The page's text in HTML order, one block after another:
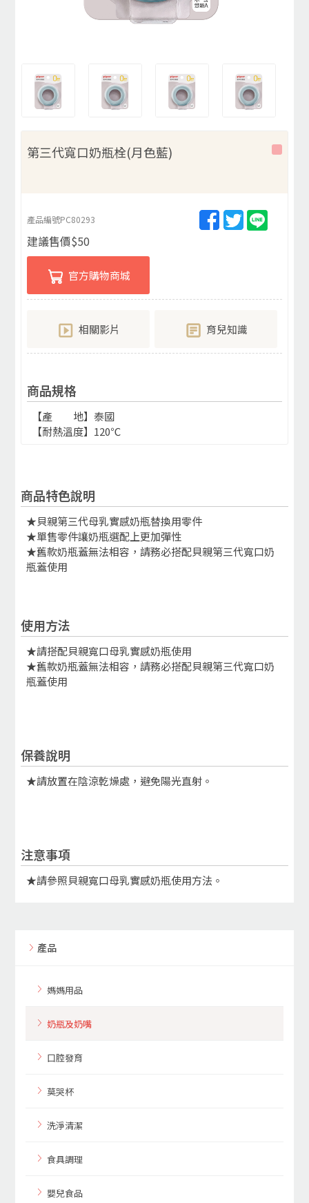
第三代寬口奶瓶栓(月色藍)
產品編號PC80293
建議售價$50
官方購物商城
相關影片 育兒知識
商品規格
【產 地】泰國
【耐熱溫度】120℃
商品特色說明
★貝親第三代母乳實感奶瓶替換用零件
★單售零件讓奶瓶選配上更加彈性
★舊款奶瓶蓋無法相容，請務必搭配貝親第三代寬口奶
瓶蓋使用
使用方法
★請搭配貝親寬口母乳實感奶瓶使用
★舊款奶瓶蓋無法相容，請務必搭配貝親第三代寬口奶
瓶蓋使用
保養說明
★請放置在陰涼乾燥處，避免陽光直射。
注意事項
★請參照貝親寬口母乳實感奶瓶使用方法。
產品
媽媽用品
奶瓶及奶嘴
口腔發育
莫哭杯
洗淨清潔
食具調理
嬰兒食品